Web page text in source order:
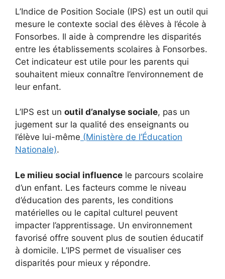
L’Indice de Position Sociale (IPS) est un outil qui
mesure le contexte social des élèves à l’école à
Fonsorbes. Il aide à comprendre les disparités
entre les établissements scolaires à Fonsorbes.
Cet indicateur est utile pour les parents qui
souhaitent mieux connaître l’environnement de
leur enfant.
L’IPS est un outil d’analyse sociale, pas un
jugement sur la qualité des enseignants ou
l’élève lui-même (Ministère de l’Éducation
Nationale).
Le milieu social influence le parcours scolaire
d’un enfant. Les facteurs comme le niveau
d’éducation des parents, les conditions
matérielles ou le capital culturel peuvent
impacter l’apprentissage. Un environnement
favorisé offre souvent plus de soutien éducatif
à domicile. L’IPS permet de visualiser ces
disparités pour mieux y répondre.